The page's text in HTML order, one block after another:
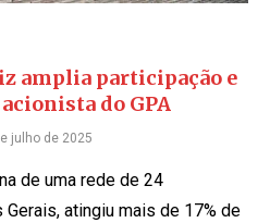
amplia participação e
do GPA
julho de 2025
de uma rede de 24
atingiu mais de 17% de